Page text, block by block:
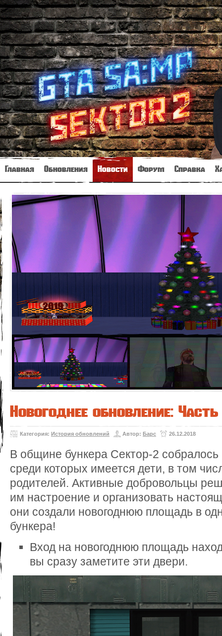
Главная Обновления Новости Форум Справка
Новогоднее обновление:
Категория: История обновлений Автор: Барс 26.12.2018
В общине бункера Сектор-2
среди которых имеется дети, в том
родителей. Активные добровольцы
им настроение и организовать
они создали новогоднюю площадь в
бункера!
Вход на новогоднюю площадь
вы сразу заметите эти двери.